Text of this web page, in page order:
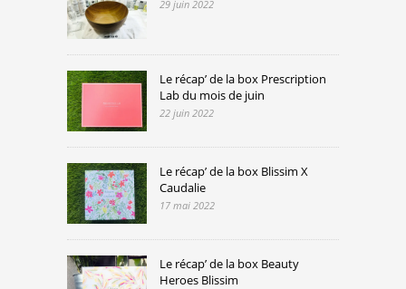
29 juin 2022
Le récap’ de la box Prescription
Lab du mois de juin
22 juin 2022
Le récap’ de la box Blissim X
Caudalie
17 mai 2022
Le récap’ de la box Beauty
Heroes Blissim